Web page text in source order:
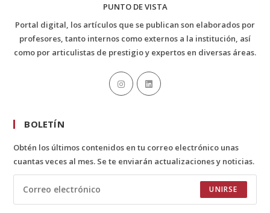
PUNTO DE VISTA
Portal digital, los artículos que se publican son elaborados por
profesores, tanto internos como externos a la institución, así
como por articulistas de prestigio y expertos en diversas áreas.
BOLETÍN
Obtén los últimos contenidos en tu correo electrónico unas
cuantas veces al mes. Se te enviarán actualizaciones y noticias.
UNIRSE